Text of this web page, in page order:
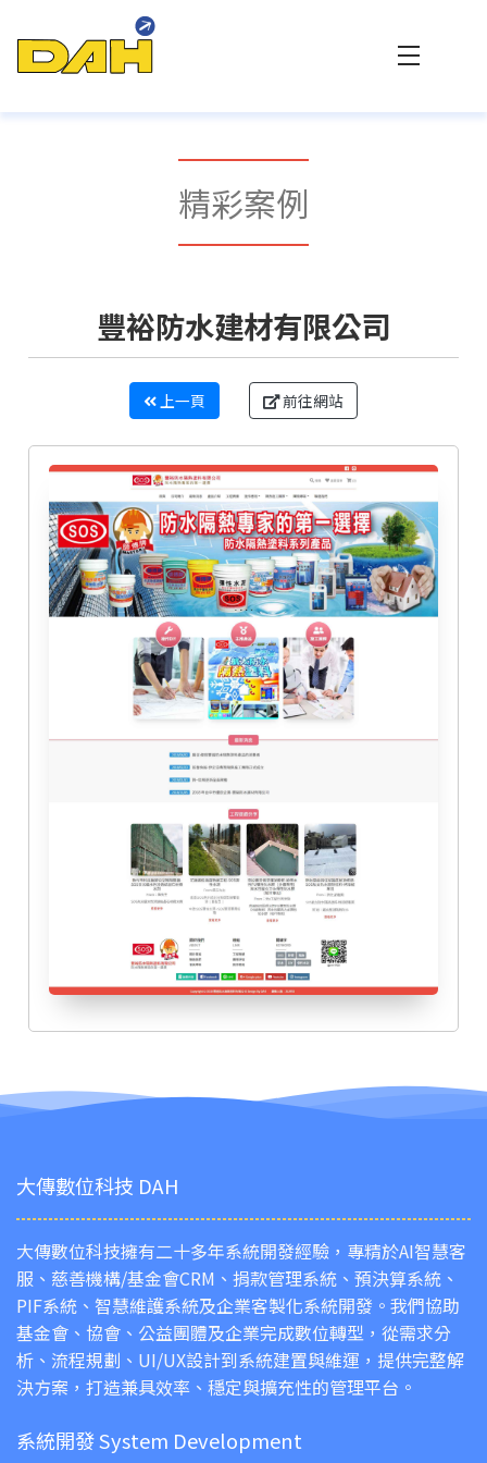
精彩案例
豐裕防水建材有限公司
上一頁 前往網站
大傳數位科技 DAH
大傳數位科技擁有二十多年系統開發經驗，專精於AI智慧客
服、慈善機構/基金會CRM、捐款管理系統、預決算系統、
PIF系統、智慧維護系統及企業客製化系統開發。我們協助
基金會、協會、公益團體及企業完成數位轉型，從需求分
析、流程規劃、UI/UX設計到系統建置與維運，提供完整解
決方案，打造兼具效率、穩定與擴充性的管理平台。
系統開發 System Development